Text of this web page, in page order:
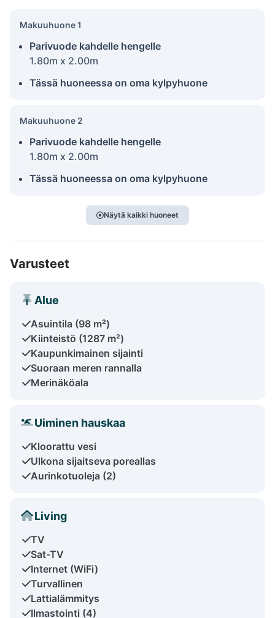
Makuuhuone 1
Parivuode kahdelle hengelle
1.80m x 2.00m
Tässä huoneessa on oma kylpyhuone
Makuuhuone 2
Parivuode kahdelle hengelle
1.80m x 2.00m
Tässä huoneessa on oma kylpyhuone
Näytä kaikki huoneet
Varusteet
Alue
Asuintila (98 m²)
Kiinteistö (1287 m²)
Kaupunkimainen sijainti
Suoraan meren rannalla
Merinäköala
Uiminen hauskaa
Kloorattu vesi
Ulkona sijaitseva poreallas
Aurinkotuoleja (2)
Living
TV
Sat-TV
Internet (WiFi)
Turvallinen
Lattialämmitys
Ilmastointi (4)